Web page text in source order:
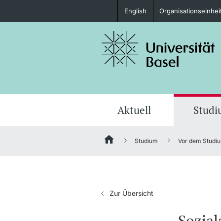
Studieninteressierte
Fördernde & Alumni
English
Aktuell
Studium Vor dem
Zur Übersicht